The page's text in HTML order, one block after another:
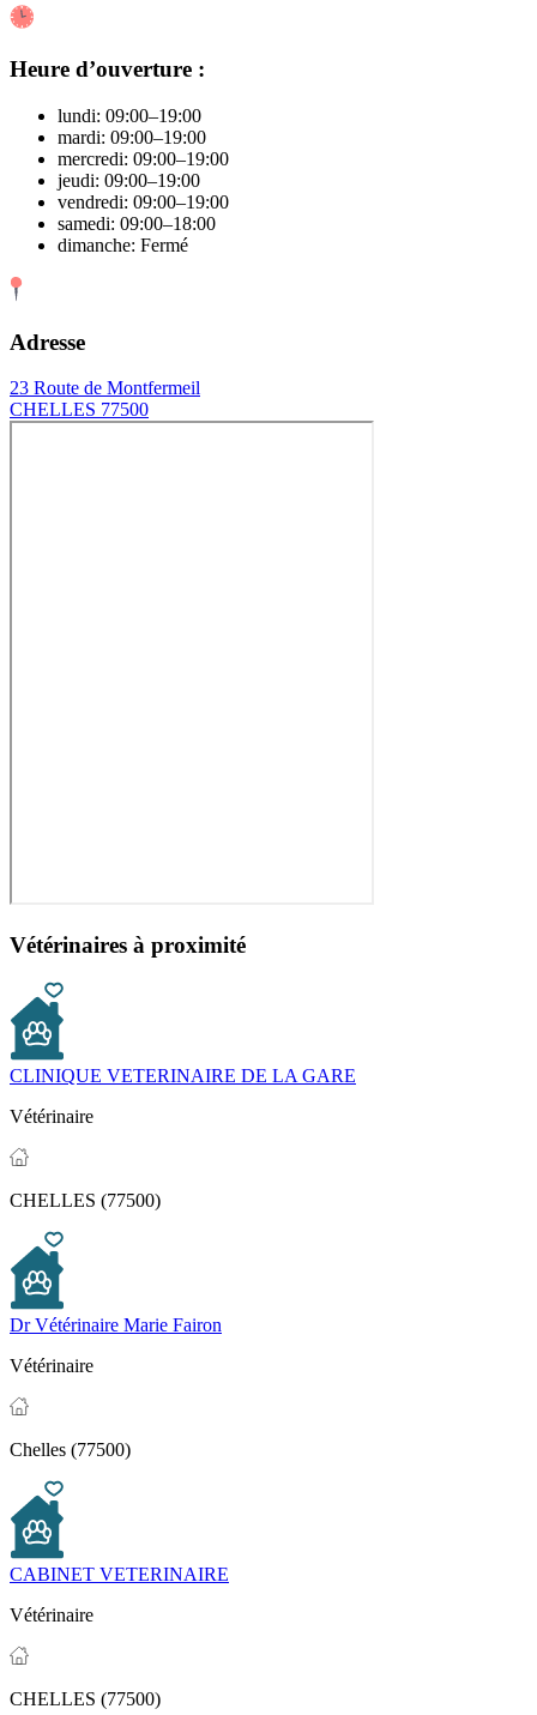
Heure d’ouverture :
lundi: 09:00–19:00
mardi: 09:00–19:00
mercredi: 09:00–19:00
jeudi: 09:00–19:00
vendredi: 09:00–19:00
samedi: 09:00–18:00
dimanche: Fermé
Adresse
23 Route de Montfermeil
CHELLES 77500
Vétérinaires à proximité
CLINIQUE VETERINAIRE DE LA GARE
Vétérinaire
CHELLES (77500)
Dr Vétérinaire Marie Fairon
Vétérinaire
Chelles (77500)
CABINET VETERINAIRE
Vétérinaire
CHELLES (77500)